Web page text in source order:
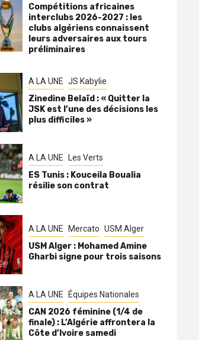
Compétitions africaines
interclubs 2026-2027 : les
clubs algériens connaissent
leurs adversaires aux tours
préliminaires
A LA UNE JS Kabylie
Zinedine Belaïd : « Quitter la
JSK est l’une des décisions les
plus difficiles »
A LA UNE Les Verts
ES Tunis : Kouceila Boualia
résilie son contrat
A LA UNE Mercato USM Alger
USM Alger : Mohamed Amine
Gharbi signe pour trois saisons
A LA UNE Équipes Nationales
CAN 2026 féminine (1/4 de
finale) : L’Algérie affrontera la
Côte d’Ivoire samedi